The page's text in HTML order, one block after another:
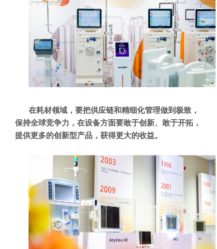
在耗材领域，要把供应链和精细化管理做到极致，
保持全球竞争力，在设备方面要敢于创新、敢于开拓，
提供更多的创新型产品，获得更大的收益。